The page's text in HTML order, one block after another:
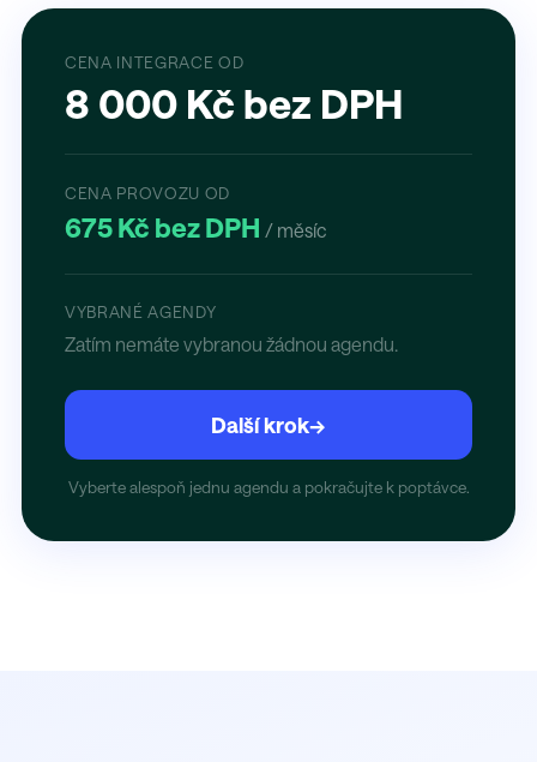
CENA INTEGRACE OD
8 000 Kč bez DPH
CENA PROVOZU OD
675 Kč bez DPH / měsíc
VYBRANÉ AGENDY
Zatím nemáte vybranou žádnou agendu.
Další krok→
Vyberte alespoň jednu agendu a pokračujte k poptávce.